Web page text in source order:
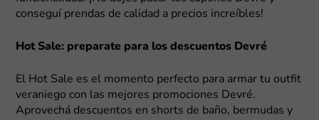
conseguí prendas de calidad a precios increíbles!
Hot Sale: preparate para los descuentos Devré
El Hot Sale es el momento perfecto para armar tu outfit
veraniego con las mejores promociones Devré.
Aprovechá descuentos en shorts de baño, bermudas y